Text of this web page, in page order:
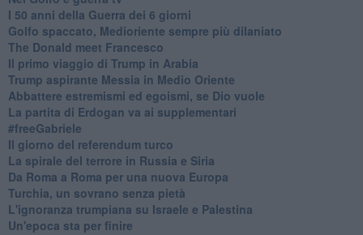
I 50 anni della Guerra dei 6 giorni
Golfo spaccato, Medioriente sempre più dilaniato
The Donald meet Francesco
Il primo viaggio di Trump in Arabia
Trump aspirante Messia in Medio Oriente
Abbattere estremismi ed egoismi, se Dio vuole
La partita di Erdogan va ai supplementari
#freeGabriele
Il giorno del referendum turco
La spirale del terrore in Russia e Siria
Da Roma a Roma per una nuova Europa
Turchia, un sovrano senza pietà
L'ignoranza trumpiana su Israele e Palestina
Un'epoca sta per finire